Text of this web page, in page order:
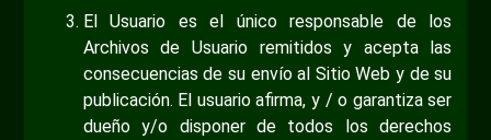
El Usuario es el único responsable de los
Archivos de Usuario remitidos y acepta las
consecuencias de su envío al Sitio Web y de su
publicación. El usuario afirma, y / o garantiza ser
dueño y/o disponer de todos los derechos